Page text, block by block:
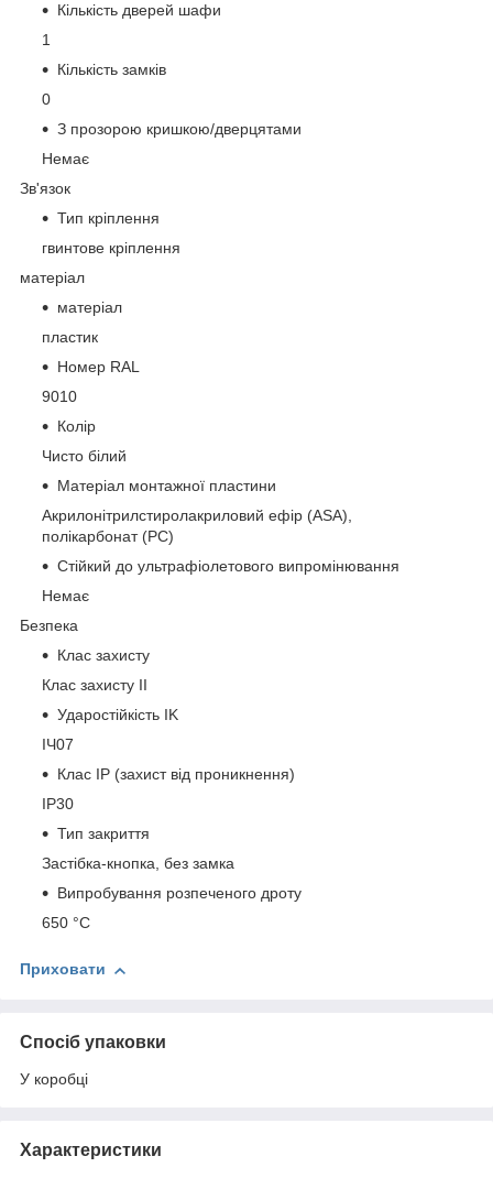
Кількість дверей шафи
1
Кількість замків
0
З прозорою кришкою/дверцятами
Немає
Зв'язок
Тип кріплення
гвинтове кріплення
матеріал
матеріал
пластик
Номер RAL
9010
Колір
Чисто білий
Матеріал монтажної пластини
Акрилонітрилстиролакриловий ефір (ASA),
полікарбонат (PC)
Стійкий до ультрафіолетового випромінювання
Немає
Безпека
Клас захисту
Клас захисту II
Ударостійкість IK
ІЧ07
Клас IP (захист від проникнення)
IP30
Тип закриття
Застібка-кнопка, без замка
Випробування розпеченого дроту
650 °С
Приховати
Спосіб упаковки
У коробці
Характеристики